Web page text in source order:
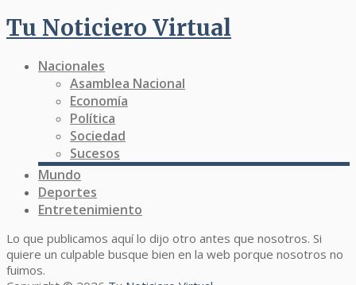
Tu Noticiero Virtual
Nacionales
Asamblea Nacional
Economía
Política
Sociedad
Sucesos
Mundo
Deportes
Entretenimiento
Lo que publicamos aquí lo dijo otro antes que nosotros. Si
quiere un culpable busque bien en la web porque nosotros no
fuimos.